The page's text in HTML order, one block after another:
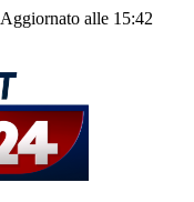
Aggiornato alle 15:42